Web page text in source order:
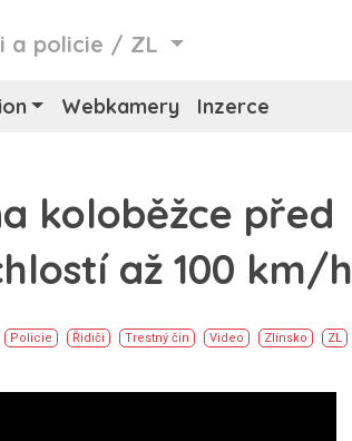
a policie / ZL
Webkamery Inzerce
koloběžce před
až 100 km/h
Policie Řidiči Trestný čin Video Zlínsko ZL